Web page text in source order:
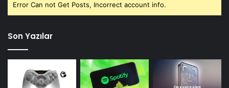
Error Can not Get Posts, Incorrect account info.
Son Yazılar